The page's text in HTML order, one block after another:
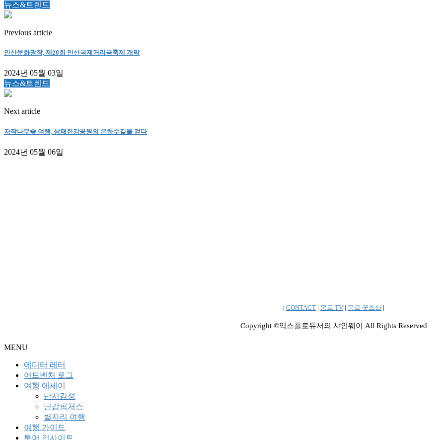
뉴스&트렌드
Previous article
안산문화광장, 제20회 안산국제거리극축제 개막
2024년 05월 03일
뉴스&트렌드
Next article
자작나무숲 여행, 삼패한강공원의 은하수길을 걷다
2024년 05월 06일
| CONTACT | 몽르 TV | 몽르 굿즈샵 |
Copyright ©익스플로듀서의 샤인웨이 All Rights Reserved
MENU
에디터 레터
어드벤처 로그
여행 에세이
난시감성
난감픽처스
별자리 여행
여행 가이드
투어 인사이트